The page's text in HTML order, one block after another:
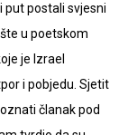
put postali svjesni
u poetskom
je Izrael
i pobjedu. Sjetit
članak pod